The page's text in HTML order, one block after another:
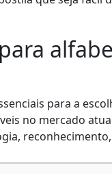
para a
no mercado